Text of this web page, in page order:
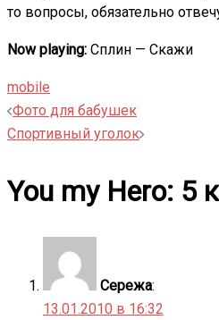
то вопросы, обязательно
Now playing: Сплин — Скажи
mobile
Навигация
Фото для бабушек
Спортивный уголок
You my Hero: 5
Сережа:
13.01.2010 в 16:32